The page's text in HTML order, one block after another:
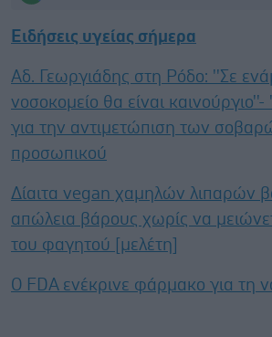
Ειδήσεις υγείας σήμερα
Αδ. Γεωργιάδης στη Ρόδο: ''Σε
νοσοκομείο θα είναι
για την αντιμετώπιση των
προσωπικού
Δίαιτα vegan χαμηλών λιπαρών
απώλεια βάρους χωρίς να
του φαγητού [μελέτη]
Ο FDA ενέκρινε φάρμακο για τη